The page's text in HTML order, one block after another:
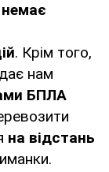
. Крім того,
нам
БПЛА
на відстань